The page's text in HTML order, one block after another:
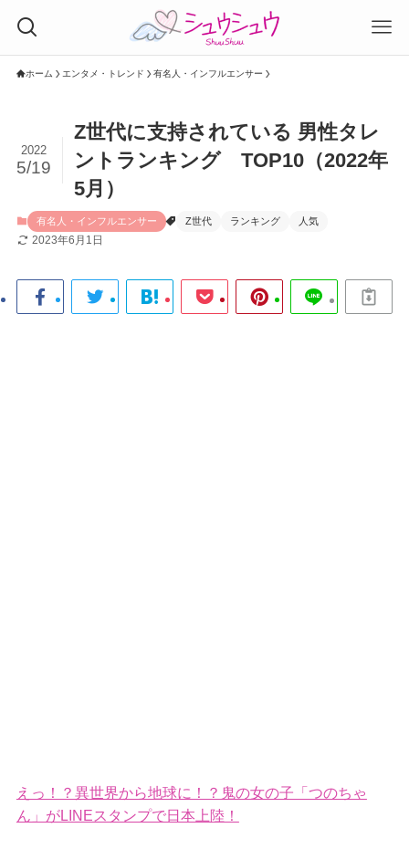
ホーム エンタメ・トレンド 有名人・インフルエンサー
Z世代に支持されている 男性タレ
ントランキング TOP10（2022年
5月）
2022
5/19
有名人・インフルエンサー Z世代 ランキング 人気
2023年6月1日
えっ！？異世界から地球に！？鬼の女の子「つのちゃ
ん」がLINEスタンプで日本上陸！